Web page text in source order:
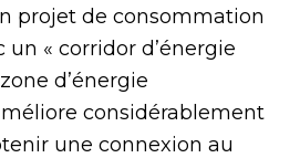
projet de consommation
un « corridor d’énergie
d’énergie
considérablement
une connexion au